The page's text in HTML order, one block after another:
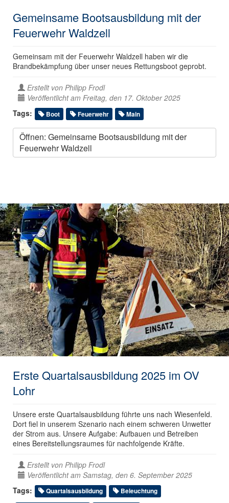
Gemeinsame Bootsausbildung mit der
Feuerwehr Waldzell
Gemeinsam mit der Feuerwehr Waldzell haben wir die
Brandbekämpfung über unser neues Rettungsboot geprobt.
Erstellt von Philipp Frodl
Veröffentlicht am Freitag, den 17. Oktober 2025
Tags:
Boot Feuerwehr Main
Öffnen: Gemeinsame Bootsausbildung mit der
Feuerwehr Waldzell
Erste Quartalsausbildung 2025 im OV
Lohr
Unsere erste Quartalsausbildung führte uns nach Wiesenfeld.
Dort fiel in unserem Szenario nach einem schweren Unwetter
der Strom aus. Unsere Aufgabe: Aufbauen und Betreiben
eines Bereitstellungsraumes für nachfolgende Kräfte.
Erstellt von Philipp Frodl
Veröffentlicht am Samstag, den 6. September 2025
Tags:
Quartalsausbildung
Beleuchtung